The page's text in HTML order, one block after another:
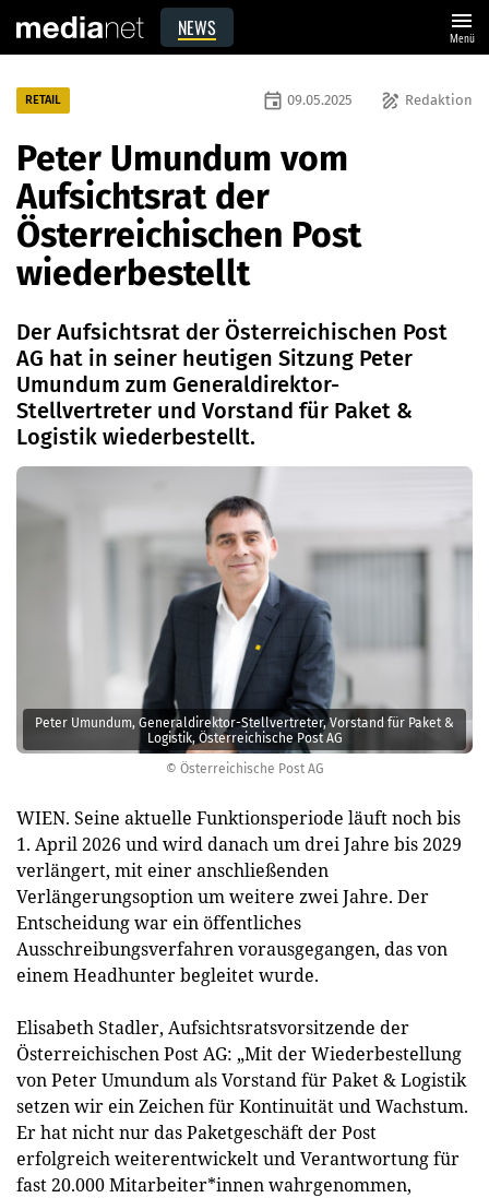
NEWS menu
Menü
© Österreichische Post AG
Peter Umundum, Generaldirektor-Stellvertreter, Vorstand für Paket &
Logistik, Österreichische Post AG
RETAIL draw Redaktion
event 09.05.2025
Peter Umundum vom
Aufsichtsrat der
Österreichischen Post
wiederbestellt
Der Aufsichtsrat der Österreichischen Post
AG hat in seiner heutigen Sitzung Peter
Umundum zum Generaldirektor-
Stellvertreter und Vorstand für Paket &
Logistik wiederbestellt.
WIEN. Seine aktuelle Funktionsperiode läuft noch bis
1. April 2026 und wird danach um drei Jahre bis 2029
verlängert, mit einer anschließenden
Verlängerungsoption um weitere zwei Jahre. Der
Entscheidung war ein öffentliches
Ausschreibungsverfahren vorausgegangen, das von
einem Headhunter begleitet wurde.
Elisabeth Stadler, Aufsichtsratsvorsitzende der
Österreichischen Post AG: „Mit der Wiederbestellung
von Peter Umundum als Vorstand für Paket & Logistik
setzen wir ein Zeichen für Kontinuität und Wachstum.
Er hat nicht nur das Paketgeschäft der Post
erfolgreich weiterentwickelt und Verantwortung für
fast 20.000 Mitarbeiter*innen wahrgenommen,